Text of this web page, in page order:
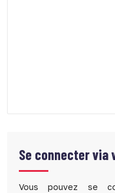
Se connecter via
Vous pouvez se